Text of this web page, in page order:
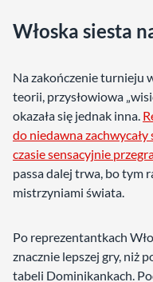
Włoska siesta
Na zakończenie turnieju
teorii, przysłowiowa
okazała się jednak inna.
do niedawna
czasie sensacyjnie
passa dalej trwa, bo tym
mistrzyniami świata.
Po reprezentantkach
znacznie lepszej gry, niż
tabeli Dominikankach.